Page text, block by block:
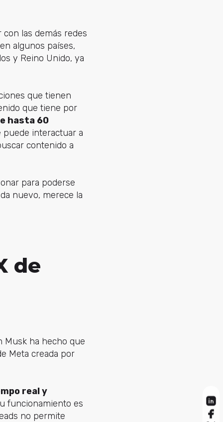
las demás redes
algunos países,
y Reino Unido, ya
que tienen
que tiene por
hasta 60
puede interactuar a
contenido a
para poderse
nuevo, merece la
de
Musk ha hecho que
Meta creada por
real y
funcionamiento es
no permite